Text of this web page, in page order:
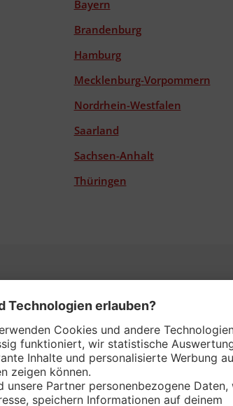
Bayern
Brandenburg
Hamburg
Mecklenburg-Vorpommern
Nordrhein-Westfalen
Saarland
Sachsen-Anhalt
Thüringen